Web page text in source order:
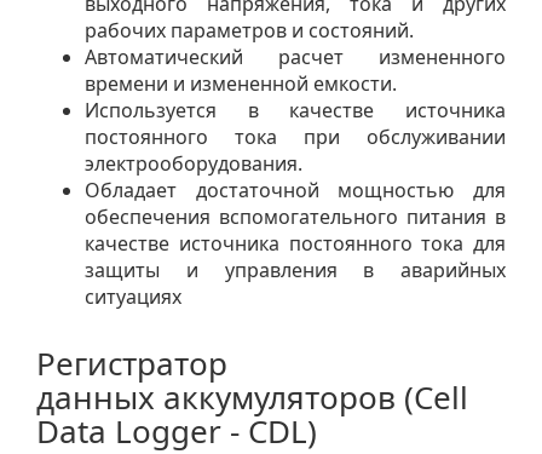
рабочих параметров и состояний.
Автоматический расчет измененного
времени и измененной емкости.
Используется в качестве источника
постоянного тока при обслуживании
электрооборудования.
Обладает достаточной мощностью для
обеспечения вспомогательного питания в
качестве источника постоянного тока для
защиты и управления в аварийных
ситуациях
Регистратор
данных аккумуляторов (Cell
Data Logger - CDL)